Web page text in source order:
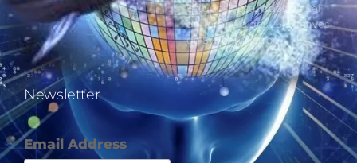
Estudos Postulados da Lei
do Tempo e das 260 Chaves
do Synchronotron
Newsletter
Email Address